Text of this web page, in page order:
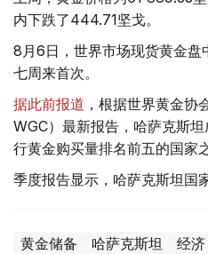
内下跌了444.71坚戈。
8月6日，世界市场现货黄金
七周来首次。
据此前报道 ，根据世界黄金
WGC）最新报告，哈萨克斯
行黄金购买量排名前五的国家
季度报告显示，哈萨克斯坦国
黄金储备 哈萨克斯坦 经济